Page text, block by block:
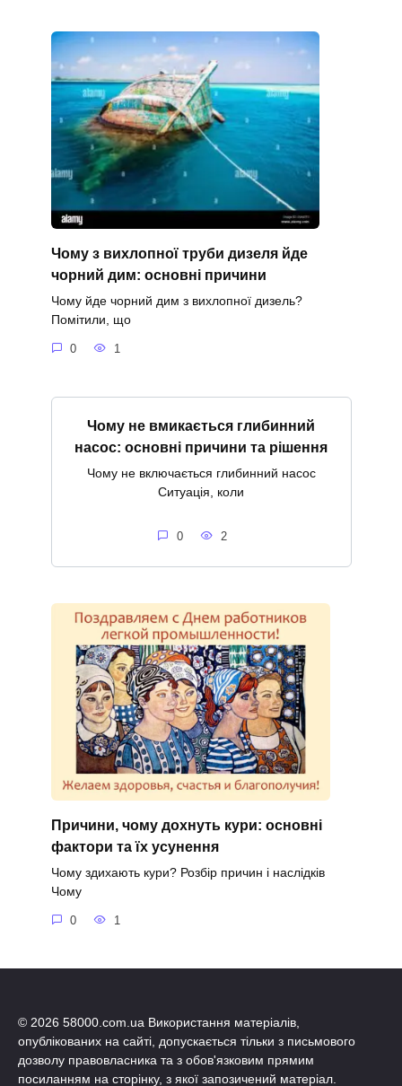
Чому з вихлопної труби дизеля йде
чорний дим: основні причини
Чому йде чорний дим з вихлопної дизель?
Помітили, що
0 1
Чому не вмикається глибинний
насос: основні причини та рішення
Чому не включається глибинний насос
Ситуація, коли
0 2
Причини, чому дохнуть кури: основні
фактори та їх усунення
Чому здихають кури? Розбір причин і наслідків
Чому
0 1
© 2026 58000.com.ua Використання матеріалів,
опублікованих на сайті, допускається тільки з письмового
дозволу правовласника та з обов'язковим прямим
посиланням на сторінку, з якої запозичений матеріал.